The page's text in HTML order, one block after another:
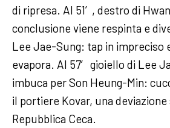
di ripresa. Al 51′, destro di
conclusione viene respinta e
Lee Jae-Sung: tap in impreciso
evapora. Al 57′ gioiello di Lee
imbuca per Son Heung-Min:
il portiere Kovar, una deviazione
Repubblica Ceca.